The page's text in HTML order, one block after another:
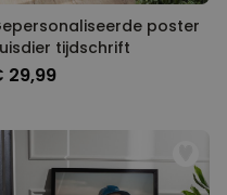
poster
tijdschrift
29,99